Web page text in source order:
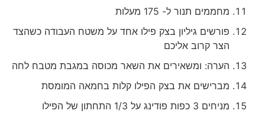
מחממים תנור ל- 175 מעלות
פורשים גיליון בצק פילו אחד על משטח העבודה כשהצד
הצר קרוב אליכם
הערה: ומשאירים את השאר מכוסה במגבת מטבח לחה
מברישים את בצק הפילו קלות בחמאה המומסת
מניחים 3 כפות פודינג על 1/3 התחתון של הפילו